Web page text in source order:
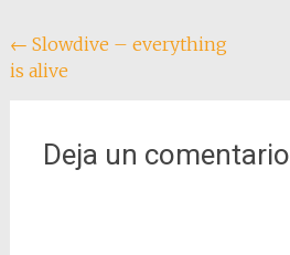
Navegación
de
← Slowdive – everything
is alive
Deja un comentario